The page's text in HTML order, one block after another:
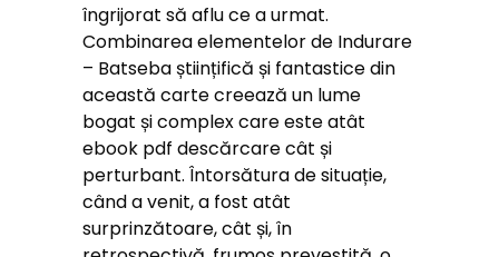
îngrijorat să aflu ce a urmat.
Combinarea elementelor de Indurare
– Batseba științifică și fantastice din
această carte creează un lume
bogat și complex care este atât
ebook pdf descărcare cât și
perturbant. Întorsătura de situație,
când a venit, a fost atât
surprinzătoare, cât și, în